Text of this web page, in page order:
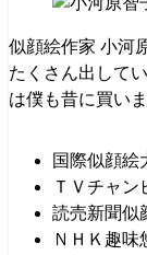
似顔絵作家 小河
たくさん出して
は僕も昔に買いま
国際似顔絵
ＴＶチャン
読売新聞似
ＮＨＫ趣味